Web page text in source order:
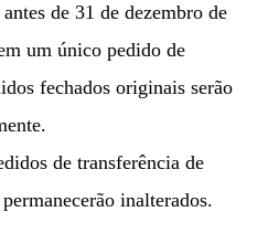
de 31 de dezembro de
um único pedido de
fechados originais serão
de transferência de
inalterados.